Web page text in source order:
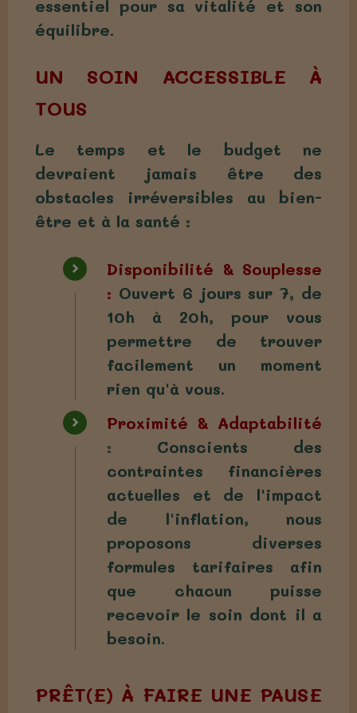
essentiel pour sa vitalité et son
équilibre.
UN SOIN ACCESSIBLE À
TOUS
Le temps et le budget ne
devraient jamais être des
obstacles irréversibles au bien-
être et à la santé :
Disponibilité & Souplesse
: Ouvert 6 jours sur 7, de
10h à 20h, pour vous
permettre de trouver
facilement un moment
rien qu'à vous.
Proximité & Adaptabilité
: Conscients des
contraintes financières
actuelles et de l'impact
de l'inflation, nous
proposons diverses
formules tarifaires afin
que chacun puisse
recevoir le soin dont il a
besoin.
PRÊT(E) À FAIRE UNE PAUSE